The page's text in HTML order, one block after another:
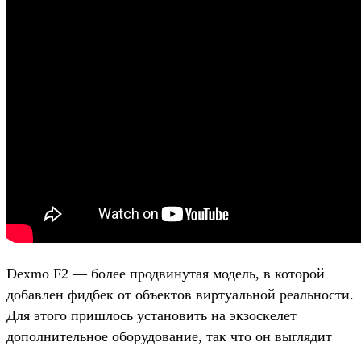
Dexmo F2 — более продвинутая модель, в которой
добавлен фидбек от объектов виртуальной реальности.
Для этого пришлось установить на экзоскелет
дополнительное оборудование, так что он выглядит